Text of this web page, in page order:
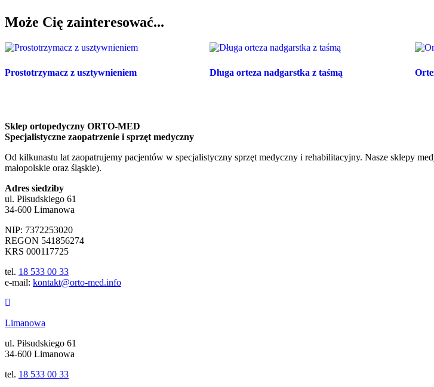
Może Cię zainteresować...
Prostotrzymacz z usztywnieniem Długa orteza nadgarstka z taśmą
Sklep ortopedyczny ORTO-MED
Specjalistyczne zaopatrzenie i sprzęt medyczny
Od kilkunastu lat zaopatrujemy pacjentów w specjalistyczny sprzęt medyczny i rehabilitacyjny. Nasze sklepy
małopolskie oraz śląskie).
Adres siedziby
ul. Piłsudskiego 61
34-600 Limanowa
NIP: 7372253020
REGON 541856274
KRS 000117725
tel. 18 533 00 33
e-mail: kontakt@orto-med.info
Limanowa
ul. Piłsudskiego 61
34-600 Limanowa
tel. 18 533 00 33